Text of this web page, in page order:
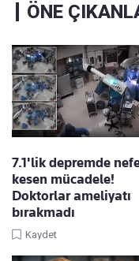
ÖNE
7.1'lik depremde
kesen mücadele!
Doktorlar ameliyatı
bırakmadı
Kaydet